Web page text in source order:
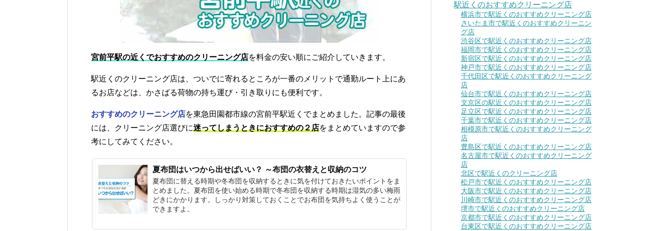
宮前平駅の近くでおすすめのクリーニング店を料金の安い順にご紹介していきます。
駅近くのクリーニング店は、ついでに寄れるところが一番のメリットで通勤ルート上にあ
るお店などは、かさばる荷物の持ち運び・引き取りにも便利です。
おすすめのクリーニング店を東急田園都市線の宮前平駅近くでまとめました。記事の最後
には、クリーニング店選びに迷ってしまうときにおすすめの２店をまとめていますので参
考にしてみてください。
夏布団はいつから出せばいい？ ～布団の衣替えと収納のコツ
夏布団に替える時期や冬布団を収納するときに気を付けておきたいポイントをま
とめました。夏布団を使い始める時期で冬布団を収納する時期は湿気の多い梅雨
どきにかかります。しっかり対策しておくことでお布団を気持ちよく使うことが
できますよ。
駅近くのおすすめクリーニング店
横浜市で駅近くのおすすめクリーニング店
さいたま市で駅近くのおすすめクリーニン
グ店
渋谷区で駅近くのおすすめクリーニング店
福岡市で駅近くのおすすめクリーニング店
新宿区で駅近くのおすすめクリーニング店
神戸市で駅近くのおすすめクリーニング店
千代田区で駅近くのおすすめクリーニング
店
仙台市で駅近くのおすすめクリーニング店
文京区の駅近くのおすすめクリーニング店
足立区で駅近くのおすすめクリーニング店
千葉市で駅近くのおすすめクリーニング店
相模原市で駅近くのおすすめクリーニング
店
豊島区で駅近くのおすすめクリーニング店
名古屋市で駅近くのおすすめクリーニング
店
北区で駅近くのクリーニング店
松戸市で駅近くのおすすめクリーニング店
大阪市で駅近くのおすすめクリーニング店
川崎市で駅近くのおすすめクリーニング店
堺市で駅近くのおすすめクリーニング店
京都市で駅近くのおすすめクリーニング店
台東区で駅近くのおすすめクリーニング店